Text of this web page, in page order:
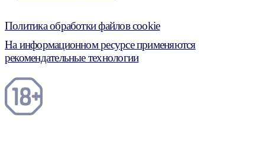
Политика обработки файлов cookie
На информационном ресурсе применяются
рекомендательные технологии